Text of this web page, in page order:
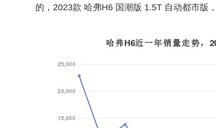
的，2023款 哈弗H6 国潮版 1.5T 自动都市版